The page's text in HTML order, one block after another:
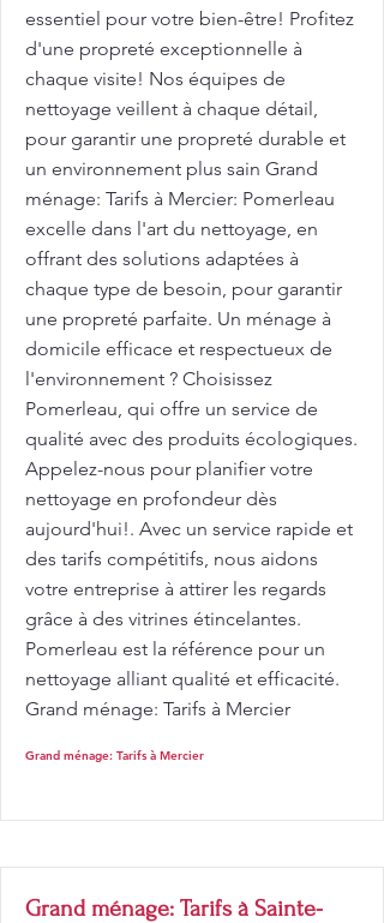
essentiel pour votre bien-être! Profitez
d'une propreté exceptionnelle à
chaque visite! Nos équipes de
nettoyage veillent à chaque détail,
pour garantir une propreté durable et
un environnement plus sain Grand
ménage: Tarifs à Mercier: Pomerleau
excelle dans l'art du nettoyage, en
offrant des solutions adaptées à
chaque type de besoin, pour garantir
une propreté parfaite. Un ménage à
domicile efficace et respectueux de
l'environnement ? Choisissez
Pomerleau, qui offre un service de
qualité avec des produits écologiques.
Appelez-nous pour planifier votre
nettoyage en profondeur dès
aujourd'hui!. Avec un service rapide et
des tarifs compétitifs, nous aidons
votre entreprise à attirer les regards
grâce à des vitrines étincelantes.
Pomerleau est la référence pour un
nettoyage alliant qualité et efficacité.
Grand ménage: Tarifs à Mercier
Grand ménage: Tarifs à Mercier
Grand ménage: Tarifs à Sainte-